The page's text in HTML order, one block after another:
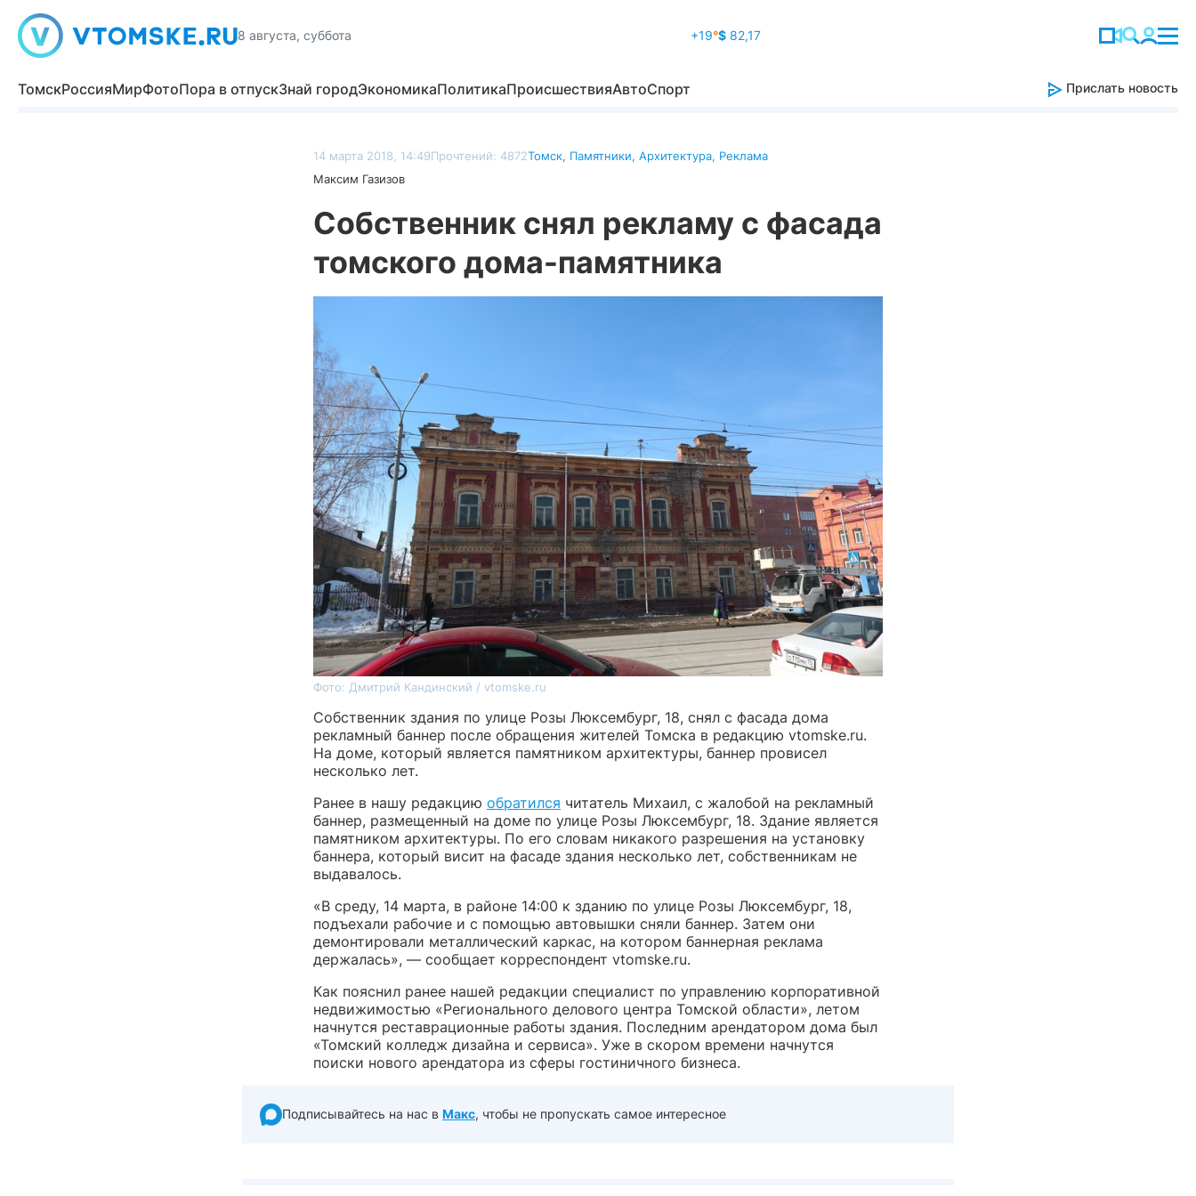
8 августа, суббота +19°$82,17
ТомскРоссияМирФотоПора в отпускЗнай городЭкономикаПолитикаПроисшествияАвтоСпорт Прислать новость
14 марта 2018, 14:49Прочтений: 4872Томск, Памятники, Архитектура, Реклама
Максим Газизов
Собственник снял рекламу с фасада
томского дома-памятника
Фото: Дмитрий Кандинский / vtomske.ru
Собственник здания по улице Розы Люксембург, 18, снял с фасада дома
рекламный баннер после обращения жителей Томска в редакцию vtomske.ru.
На доме, который является памятником архитектуры, баннер провисел
несколько лет.
Ранее в нашу редакцию обратился читатель Михаил, с жалобой на рекламный
баннер, размещенный на доме по улице Розы Люксембург, 18. Здание является
памятником архитектуры. По его словам никакого разрешения на установку
баннера, который висит на фасаде здания несколько лет, собственникам не
выдавалось.
«В среду, 14 марта, в районе 14:00 к зданию по улице Розы Люксембург, 18,
подъехали рабочие и с помощью автовышки сняли баннер. Затем они
демонтировали металлический каркас, на котором баннерная реклама
держалась», — сообщает корреспондент vtomske.ru.
Как пояснил ранее нашей редакции специалист по управлению корпоративной
недвижимостью «Регионального делового центра Томской области», летом
начнутся реставрационные работы здания. Последним арендатором дома был
«Томский колледж дизайна и сервиса». Уже в скором времени начнутся
поиски нового арендатора из сферы гостиничного бизнеса.
Подписывайтесь на нас в Макс, чтобы не пропускать самое интересное